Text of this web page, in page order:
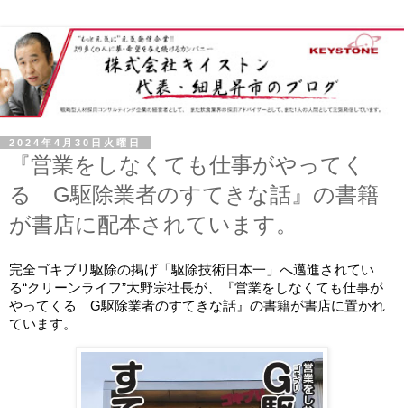
2024年4月30日火曜日
『営業をしなくても仕事がやってく
る G駆除業者のすてきな話』の書籍
が書店に配本されています。
完全ゴキブリ駆除の掲げ「駆除技術日本一 」へ邁進されてい
る“クリーンライフ”大野宗社長が、『営業をしなくても仕事が
やってくる G駆除業者のすてきな話』の書籍が書店に置かれ
ています。